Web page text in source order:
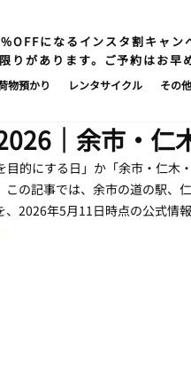
になるインスタ割キャン
りがあります。ご予約はお早
物預かり レンタサイクル その他
｜余市・仁
的にする日」か「余市・仁木
の記事では、余市の道の駅、
2026年5月11日時点の公式情